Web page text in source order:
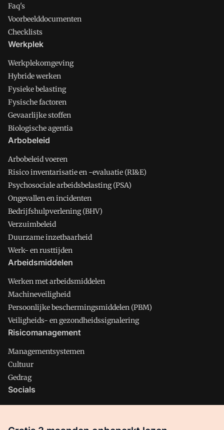
Faq's
Voorbeelddocumenten
Checklists
Werkplek
Werkplekomgeving
Hybride werken
Fysieke belasting
Fysische factoren
Gevaarlijke stoffen
Biologische agentia
Arbobeleid
Arbobeleid voeren
Risico inventarisatie en -evaluatie (RI&E)
Psychosociale arbeidsbelasting (PSA)
Ongevallen en incidenten
Bedrijfshulpverlening (BHV)
Verzuimbeleid
Duurzame inzetbaarheid
Werk- en rusttijden
Arbeidsmiddelen
Werken met arbeidsmiddelen
Machineveiligheid
Persoonlijke beschermingsmiddelen (PBM)
Veiligheids- en gezondheidssignalering
Risicomanagement
Managementsystemen
Cultuur
Gedrag
Socials